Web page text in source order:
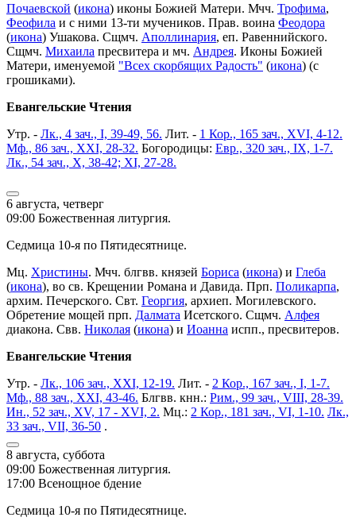
Почаевской (икона) иконы Божией Матери. Мчч. Трофима,
Феофила и с ними 13-ти мучеников. Прав. воина Феодора
(икона) Ушакова. Сщмч. Аполлинария, еп. Равеннийского.
Сщмч. Михаила пресвитера и мч. Андрея. Иконы Божией
Матери, именуемой "Всех скорбящих Радость" (икона) (с
грошиками).
Евангельские Чтения
Утр. - Лк., 4 зач., I, 39-49, 56. Лит. - 1 Кор., 165 зач., XVI, 4-12.
Мф., 86 зач., XXI, 28-32. Богородицы: Евр., 320 зач., IX, 1-7.
Лк., 54 зач., X, 38-42; XI, 27-28.
6 августа, четверг
09:00 Божественная литургия.
Седмица 10-я по Пятидесятнице.
Мц. Христины. Мчч. блгвв. князей Бориса (икона) и Глеба
(икона), во св. Крещении Романа и Давида. Прп. Поликарпа,
архим. Печерского. Свт. Георгия, архиеп. Могилевского.
Обретение мощей прп. Далмата Исетского. Сщмч. Алфея
диакона. Свв. Николая (икона) и Иоанна испп., пресвитеров.
Евангельские Чтения
Утр. - Лк., 106 зач., XXI, 12-19. Лит. - 2 Кор., 167 зач., I, 1-7.
Мф., 88 зач., XXI, 43-46. Блгвв. кнн.: Рим., 99 зач., VIII, 28-39.
Ин., 52 зач., XV, 17 - XVI, 2. Мц.: 2 Кор., 181 зач., VI, 1-10. Лк.,
33 зач., VII, 36-50 .
8 августа, суббота
09:00 Божественная литургия.
17:00 Всенощное бдение
Седмица 10-я по Пятидесятнице.